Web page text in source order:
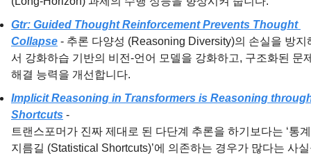
Gtr: Guided Thought Reinforcement Prevents Thought
Collapse - 추론 다양성 (Reasoning Diversity)의 손실을 방지
서 강화하습 기반의 비전-언어 모델을 강화하고, 구조화된 문
해결 능력을 개선합니다.
Implicit Reasoning in Transformers is Reasoning
Shortcuts -
트랜스포머가 진짜 제대로 된 다단계 추론을 하기보다는 ‘통
지름길 (Statistical Shortcuts)’에 의존하는 경우가 많다는 사